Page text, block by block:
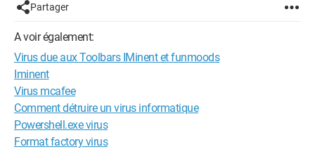
Partager
A voir également:
Virus due aux Toolbars IMinent et funmoods
Iminent
Virus mcafee
Comment détruire un virus informatique
Powershell.exe virus
Format factory virus